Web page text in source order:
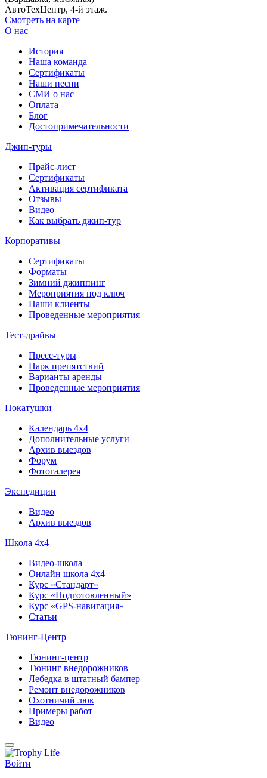
АвтоТехЦентр, 4-й этаж.
Смотреть на карте
О нас
История
Наша команда
Сертификаты
Наши песни
СМИ о нас
Оплата
Блог
Достопримечательности
Джип-туры
Прайс-лист
Сертификаты
Активация сертификата
Отзывы
Видео
Как выбрать джип-тур
Корпоративы
Сертификаты
Форматы
Зимний джиппинг
Мероприятия под ключ
Наши клиенты
Проведенные мероприятия
Тест-драйвы
Пресс-туры
Парк препятствий
Варианты аренды
Проведенные мероприятия
Покатушки
Календарь 4х4
Дополнительные услуги
Архив выездов
Форум
Фотогалерея
Экспедиции
Видео
Архив выездов
Школа 4х4
Видео-школа
Онлайн школа 4х4
Курс «Стандарт»
Курс «Подготовленный»
Курс «GPS-навигация»
Статьи
Тюнинг-Центр
Тюнинг-центр
Тюнинг внедорожников
Лебедка в штатный бампер
Ремонт внедорожников
Охотничий люк
Примеры работ
Видео
Войти